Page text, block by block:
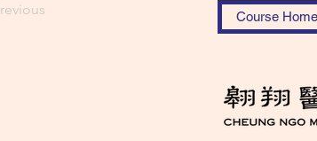
Course